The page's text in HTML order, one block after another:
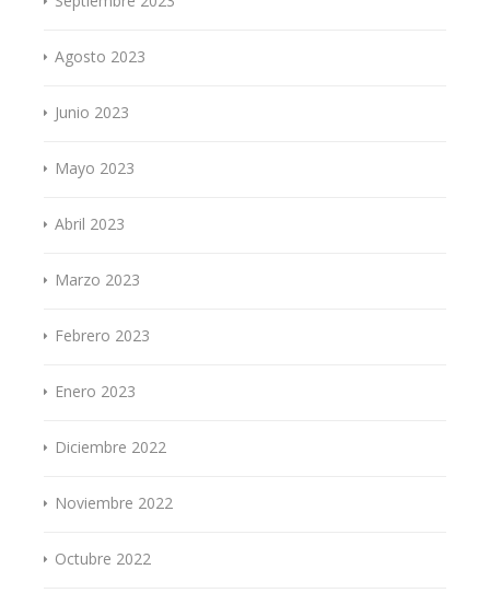
Agosto 2023
Junio 2023
Mayo 2023
Abril 2023
Marzo 2023
Febrero 2023
Enero 2023
Diciembre 2022
Noviembre 2022
Octubre 2022